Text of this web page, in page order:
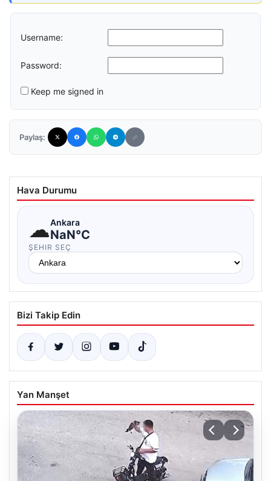
Username:
Password:
Keep me signed in
Paylaş:
Hava Durumu
☁Ankara
NaN°C
ŞEHIR SEÇ
Bizi Takip Edin
Yan Manşet